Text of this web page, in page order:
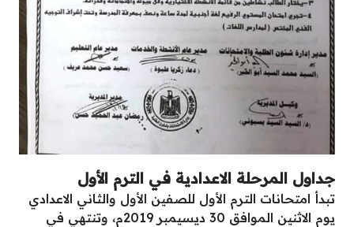
جداول المرحلة الاعدادية في الترم الأول
تبدأ امتحانات الترم الأول للصفين الأول والثاني الاعدادي
يوم الاثنين الموافق 30 ديسيمبر 2019م، وتنتهي في